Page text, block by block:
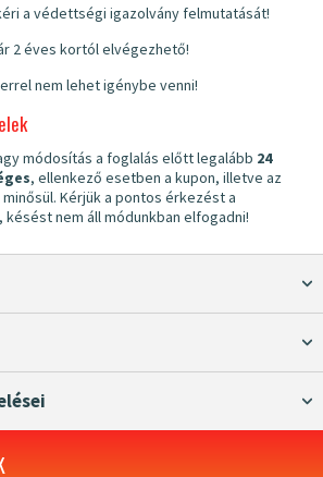
a védettségi igazolvány felmutatását!
2 éves kortól elvégezhető!
nem lehet igénybe venni!
módosítás a foglalás előtt legalább 24
, ellenkező esetben a kupon, illetve az
Kérjük a pontos érkezést a
nem áll módunkban elfogadni!